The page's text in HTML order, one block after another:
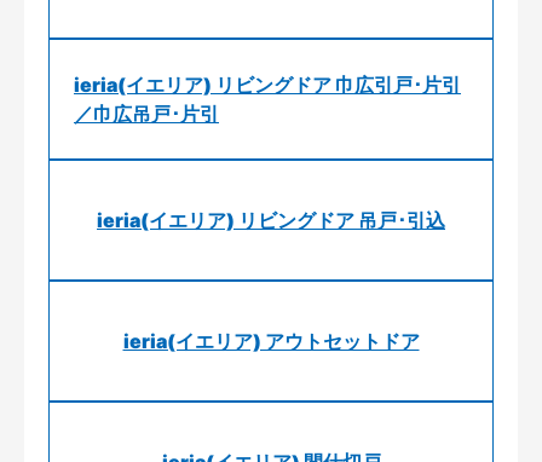
ieria(イエリア) リビングドア 巾広引戸･片引
／巾広吊戸･片引
ieria(イエリア) リビングドア 吊戸･引込
ieria(イエリア) アウトセットドア